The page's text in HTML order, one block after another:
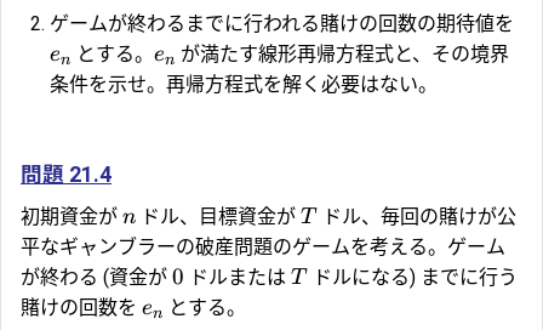
ゲームが終わるまでに行われる賭けの回数の期待値を
en とする。 en が満たす線形再帰方程式と、その境界
条件を示せ。再帰方程式を解く必要はない。
問題 21.4
初期資金が n ドル、目標資金が T ドル、毎回の賭けが公
平なギャンブラーの破産問題のゲームを考える。ゲーム
が終わる (資金が 0 ドルまたは T ドルになる) までに行う
賭けの回数を en とする。